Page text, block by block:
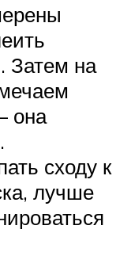
Затем на
она
сходу к
лучше